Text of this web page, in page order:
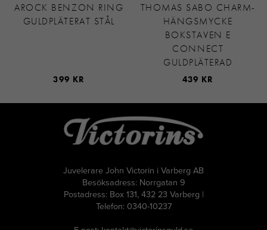
AROCK BENZON RING
GULDPLÄTERAT STÅL
399 KR
THOMAS SABO CHARM-
HÄNGSMYCKE
BOKSTAVEN E
CONNECT
GULDPLÄTERAD
439 KR
Juvelerare John Victorin i Varberg AB
Besöksadress: Norrgatan 9
Postadress: Box 131, 432 23 Varberg |
Telefon: 0340-10237